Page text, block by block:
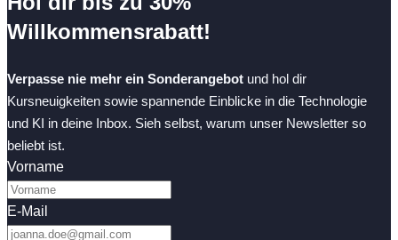
Willkommensrabatt!
Verpasse nie mehr ein Sonderangebot und hol dir
Kursneuigkeiten sowie spannende Einblicke in die Technologie
und KI in deine Inbox. Sieh selbst, warum unser Newsletter so
beliebt ist.
Vorname
E-Mail